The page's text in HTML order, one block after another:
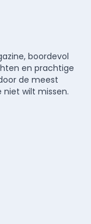
boordevol
en prachtige
de meest
wilt missen.